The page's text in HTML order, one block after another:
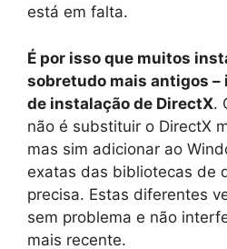
está em falta.
É por isso que muitos
sobretudo mais antigos –
de instalação de DirectX.
não é substituir o DirectX
mas sim adicionar ao
exatas das bibliotecas de
precisa. Estas diferentes
sem problema e não
mais recente.